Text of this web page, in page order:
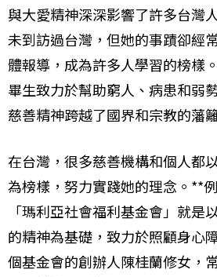
與大愛精神深深影響了許多台灣
未到訪過台灣，但她的事蹟卻經
體報導，成為許多人學習的榜樣
畢生致力於幫助窮人、病患和弱
慈善精神跨越了國界和宗教的藩
在台灣，很多慈善機構和個人都
為榜樣，努力實踐她的理念。**
「瑪利亞社會福利基金會」就是
的精神為基礎，致力於照顧身心
個基金會的創辦人陳桂蘭修女，